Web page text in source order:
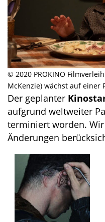
© 2020 PROKINO
McKenzie) wächst auf einer
Der geplanter
aufgrund weltweiter
terminiert worden.
Änderungen